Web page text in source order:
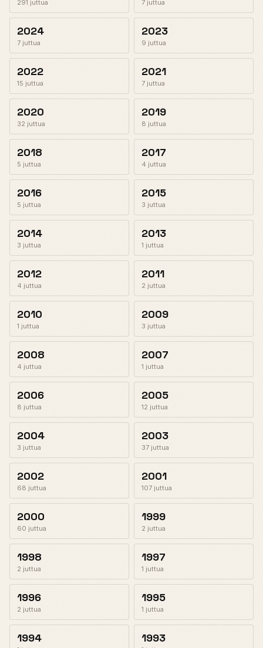
291 juttua 7 juttua
2024
7 juttua
2023
9 juttua
2022
15 juttua
2021
7 juttua
2020
32 juttua
2019
8 juttua
2018
5 juttua
2017
4 juttua
2016
5 juttua
2015
3 juttua
2014
3 juttua
2013
1 juttua
2012
4 juttua
2011
2 juttua
2010
1 juttua
2009
3 juttua
2008
4 juttua
2007
1 juttua
2006
8 juttua
2005
12 juttua
2004
3 juttua
2003
37 juttua
2002
68 juttua
2001
107 juttua
2000
60 juttua
1999
2 juttua
1998
2 juttua
1997
1 juttua
1996
2 juttua
1995
1 juttua
1994 1993